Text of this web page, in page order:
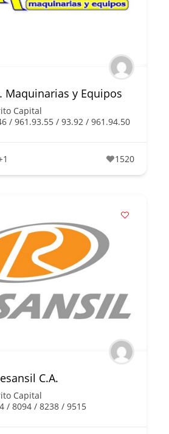
Maquinarias y Equipos
Capital
/ 961.93.55 / 93.92 / 961.94.50
1520
C.A.
Capital
/ 8094 / 8238 / 9515